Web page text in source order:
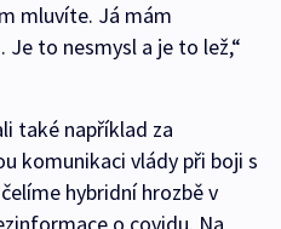
mluvíte. Já mám
to nesmysl a je to lež,“
také například za
komunikaci vlády při boji s
hybridní hrozbě v